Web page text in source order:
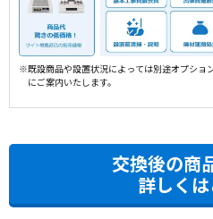
※既設商品や設置状況によっては別途オプショ
にご案内いたします。
交換後の商
詳しく